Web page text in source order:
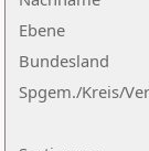
Ebene
Bundesland
Spgem./Kreis/